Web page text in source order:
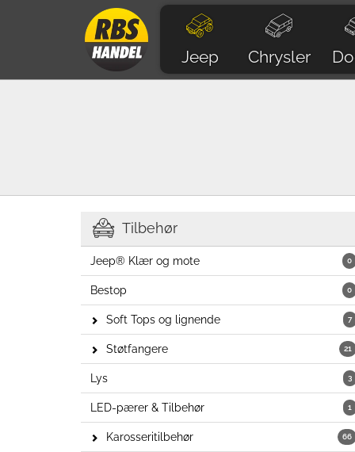
Jeep Chrysler
Tilbehør
0
Jeep® Klær og mote
0
Bestop
7
Soft Tops og lignende
21
Støtfangere
3
Lys
1
LED-pærer & Tilbehør
66
Karosseritilbehør